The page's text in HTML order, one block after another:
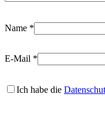
Name *
E-Mail *
Ich habe die